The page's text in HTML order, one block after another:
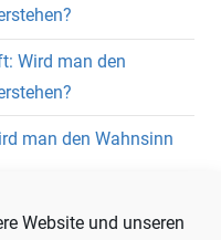
Website und unseren
Wird man den
man den Wahnsinn
Wird man den